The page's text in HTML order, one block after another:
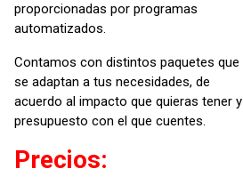
proporcionadas por programas
automatizados.
Contamos con distintos paquetes que
se adaptan a tus necesidades, de
acuerdo al impacto que quieras tener y
presupuesto con el que cuentes.
Precios: